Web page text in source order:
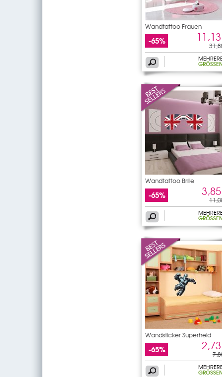
Wandtattoo Frauen
-65%
GRÖSSEN
Wandtattoo Brille
-65%
GRÖSSEN
Wandsticker Superheld
-65%
GRÖSSEN